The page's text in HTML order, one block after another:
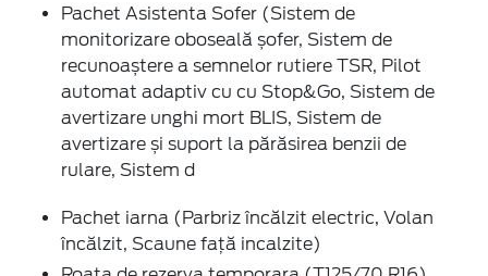
Pachet Asistenta Sofer (Sistem de
monitorizare oboseală șofer, Sistem de
recunoaștere a semnelor rutiere TSR, Pilot
automat adaptiv cu cu Stop&Go, Sistem de
avertizare unghi mort BLIS, Sistem de
avertizare și suport la părăsirea benzii de
rulare, Sistem d
Pachet iarna (Parbriz încălzit electric, Volan
încălzit, Scaune față incalzite)